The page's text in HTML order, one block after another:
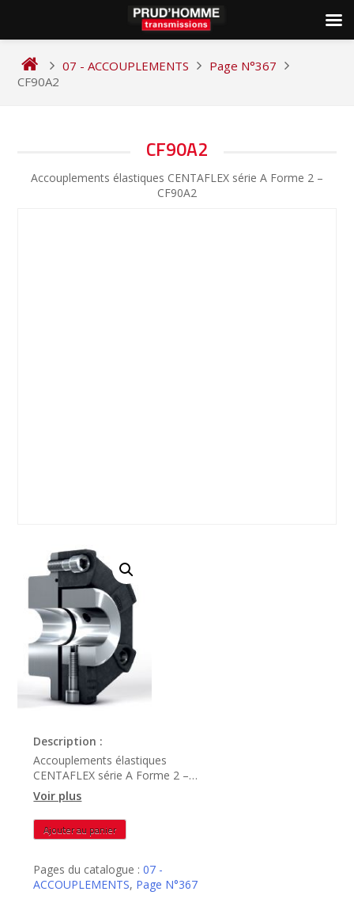
content
07 - ACCOUPLEMENTS
Page N°367
CF90A2
CF90A2
Accouplements élastiques CENTAFLEX série A Forme 2 –
CF90A2
Description :
Accouplements élastiques
CENTAFLEX série A Forme 2 –
CF90A2
Voir plus
quantité
de
Ajouter au panier
Pages du catalogue :07 -
ACCOUPLEMENTS, Page N°367
DE